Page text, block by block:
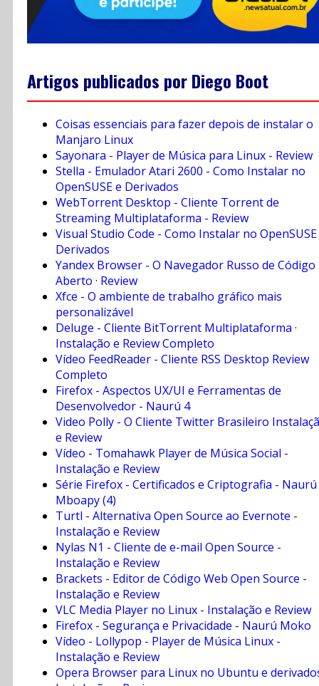
Artigos publicados por Diego Boot
Coisas essenciais para fazer depois de instalar o
Manjaro Linux
Sayonara - Player de Música para Linux - Review
Stella - Emulador Atari 2600 - Como Instalar no
OpenSUSE e Derivados
WebTorrent Desktop - Cliente Torrent de
Streaming Multiplataforma - Review
Visual Studio Code - Como Instalar no
Derivados
Yandex Browser - O Navegador Russo de Código
Aberto · Review
Xfce - O ambiente de trabalho gráfico mais
personalizável
Deluge - Cliente BitTorrent Multiplataforma ·
Instalação e Review Completo
Vídeo FeedReader - Cliente RSS Desktop Review
Completo
Firefox - Aspectos UX/UI e Ferramentas de
Desenvolvedor - Naurú 4
Video Polly - O Cliente Twitter Brasileiro
e Review
Vídeo - Tomahawk Player de Música Social -
Instalação e Review
Série Firefox - Certificados e Criptografia - Naurú
Mboapy (4)
Turtl - Alternativa Open Source ao Evernote -
Instalação e Review
Nylas N1 - Cliente de e-mail Open Source -
Instalação e Review
Brackets - Editor de Código Web Open Source -
Instalação e Review
VLC Media Player no Linux - Instalação e Review
Firefox - Segurança e Privacidade - Naurú Moko
Vídeo - Lollypop - Player de Música Linux -
Instalação e Review
Opera Browser para Linux no Ubuntu e